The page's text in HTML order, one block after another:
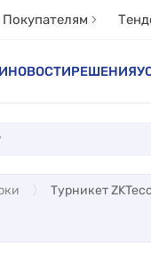
Покупателям
НОВОСТИРЕШЕНИЯ
Турникет